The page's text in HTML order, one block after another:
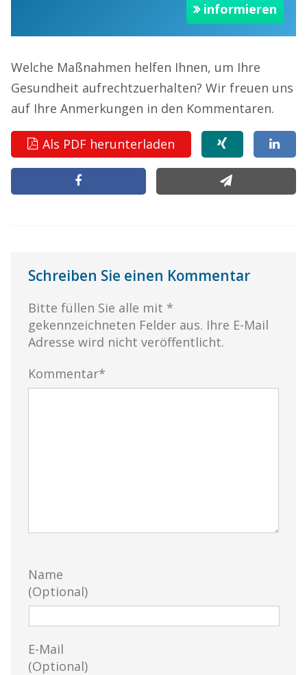
informieren
Welche Maßnahmen helfen Ihnen, um Ihre
Gesundheit aufrechtzuerhalten? Wir freuen uns
auf Ihre Anmerkungen in den Kommentaren.
Als PDF herunterladen
Schreiben Sie einen Kommentar
Bitte füllen Sie alle mit *
gekennzeichneten Felder aus. Ihre E-Mail
Adresse wird nicht veröffentlicht.
Kommentar*
Name
(Optional)
E-Mail
(Optional)